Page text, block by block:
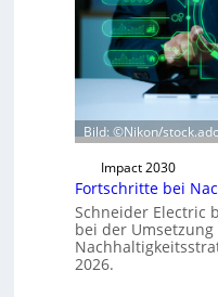
r
i
c
h
u
n
d
e
r
Bild: ©Nikon/
Impact 2030
Fortschritte bei
Schneider Electric
bei der
2026.